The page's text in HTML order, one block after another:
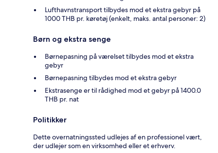
Lufthavnstransport tilbydes mod et ekstra gebyr på
1000 THB pr. køretøj (enkelt, maks. antal personer: 2)
Børn og ekstra senge
Børnepasning på værelset tilbydes mod et ekstra
gebyr
Børnepasning tilbydes mod et ekstra gebyr
Ekstrasenge er til rådighed mod et gebyr på 1400.0
THB pr. nat
Politikker
Dette overnatningssted udlejes af en professionel vært,
der udlejer som en virksomhed eller et erhverv.